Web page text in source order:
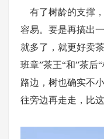
有了树龄的支撑
容易。要是再搞出
就多了，就更好卖
班章”茶王“和”茶后
路边，树也确实不
往旁边再走走，比